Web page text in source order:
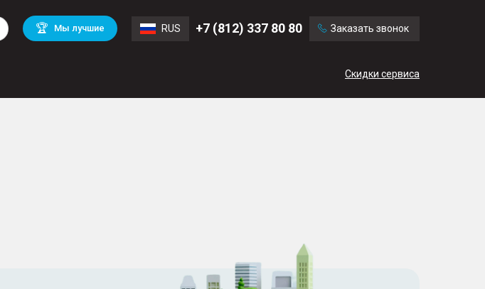
🏆 Мы лучшие RUS +7 (812) 337 80 80 Заказать звонок
Скидки сервиса
BMW
Benz Volvo